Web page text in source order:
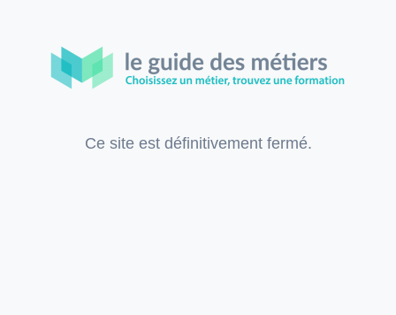
Ce site est définitivement fermé.